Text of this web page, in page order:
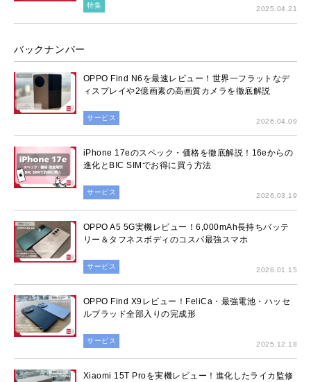
特集 2025.04.21
バックナンバー
OPPO Find N6を最速レビュー！世界一フラットなデ
ィスプレイや2億画素の高画質カメラを徹底解説
サービス 2026.04.09
iPhone 17eのスペック・価格を徹底解説！16eからの
進化とBIC SIMでお得に買う方法
サービス 2026.03.19
OPPO A5 5G実機レビュー！6,000mAh長持ちバッテ
リー＆タフネスボディのコスパ最強スマホ
サービス 2026.01.15
OPPO Find X9レビュー！FeliCa・最強電池・ハッセ
ルブラッド全部入りの完成形
サービス 2025.12.18
Xiaomi 15T Proを実機レビュー！進化したライカ監修